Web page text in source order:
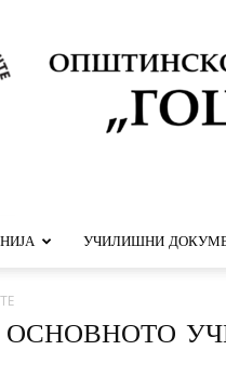
УЧИЛИШНИ
ОСНОВНОТО